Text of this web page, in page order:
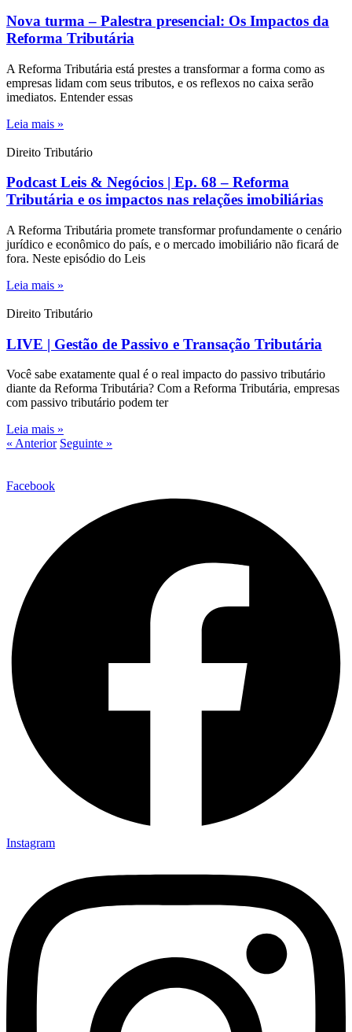
Nova turma – Palestra presencial: Os Impactos da
Reforma Tributária
A Reforma Tributária está prestes a transformar a forma como as
empresas lidam com seus tributos, e os reflexos no caixa serão
imediatos. Entender essas
Leia mais »
Direito Tributário
Podcast Leis & Negócios | Ep. 68 – Reforma
Tributária e os impactos nas relações imobiliárias
A Reforma Tributária promete transformar profundamente o cenário
jurídico e econômico do país, e o mercado imobiliário não ficará de
fora. Neste episódio do Leis
Leia mais »
Direito Tributário
LIVE | Gestão de Passivo e Transação Tributária
Você sabe exatamente qual é o real impacto do passivo tributário
diante da Reforma Tributária? Com a Reforma Tributária, empresas
com passivo tributário podem ter
Leia mais »
« Anterior Seguinte »
Facebook
Instagram